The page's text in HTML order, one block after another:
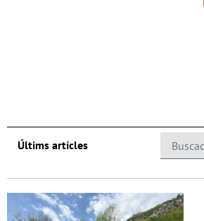
Últims artícles